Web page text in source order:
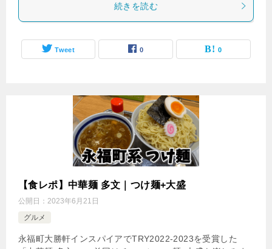
続きを読む
Tweet 0 0
【食レポ】中華麺 多文｜つけ麺+大盛
公開日： 2023年6月21日
グルメ
永福町大勝軒インスパイアでTRY2022-2023を受賞した